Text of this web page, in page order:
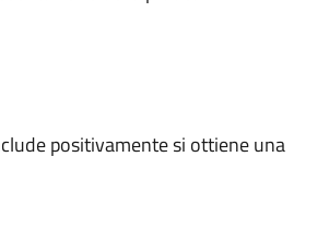
positivamente si ottiene una